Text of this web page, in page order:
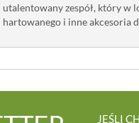
utalentowany zespół, który w
hartowanego i inne akcesoria
JEŚLI